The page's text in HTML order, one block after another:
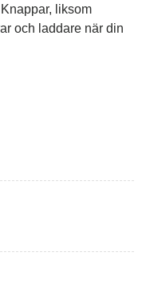
liksom
och laddare när din